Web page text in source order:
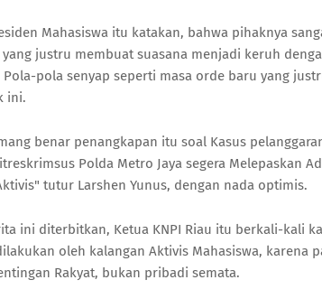
Mahasiswa itu katakan, bahwa pihaknya
yang justru membuat suasana menjadi keruh
pola senyap seperti masa orde baru yang
ini.
benar penangkapan itu soal Kasus
Polda Metro Jaya segera Melepaskan
tutur Larshen Yunus, dengan nada optimis.
ini diterbitkan, Ketua KNPI Riau itu berkali-kali
oleh kalangan Aktivis Mahasiswa, karena
Rakyat, bukan pribadi semata.